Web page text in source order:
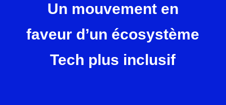
Un mouvement en
faveur d’un écosystème
Tech plus inclusif